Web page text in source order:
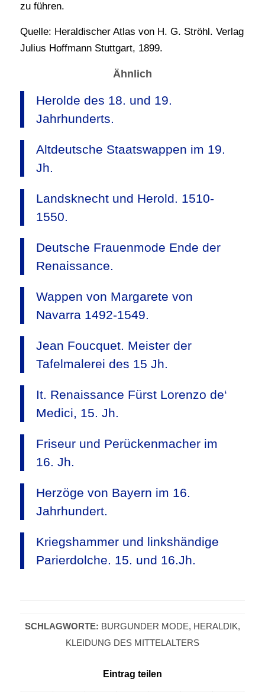
zu führen.
Quelle: Heraldischer Atlas von H. G. Ströhl. Verlag
Julius Hoffmann Stuttgart, 1899.
Ähnlich
Herolde des 18. und 19.
Jahrhunderts.
Altdeutsche Staatswappen im 19.
Jh.
Landsknecht und Herold. 1510-
1550.
Deutsche Frauenmode Ende der
Renaissance.
Wappen von Margarete von
Navarra 1492-1549.
Jean Foucquet. Meister der
Tafelmalerei des 15 Jh.
It. Renaissance Fürst Lorenzo de‘
Medici, 15. Jh.
Friseur und Perückenmacher im
16. Jh.
Herzöge von Bayern im 16.
Jahrhundert.
Kriegshammer und linkshändige
Parierdolche. 15. und 16.Jh.
SCHLAGWORTE: BURGUNDER MODE, HERALDIK,
KLEIDUNG DES MITTELALTERS
Eintrag teilen